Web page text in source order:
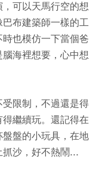
可以天馬行空的想
布建築師一樣的工
也模仿一下當個爸
海裡想要，心中想
限制，不過還是得
繼續玩。還記得在
盤的小玩具，在地
沙，好不熱鬧...